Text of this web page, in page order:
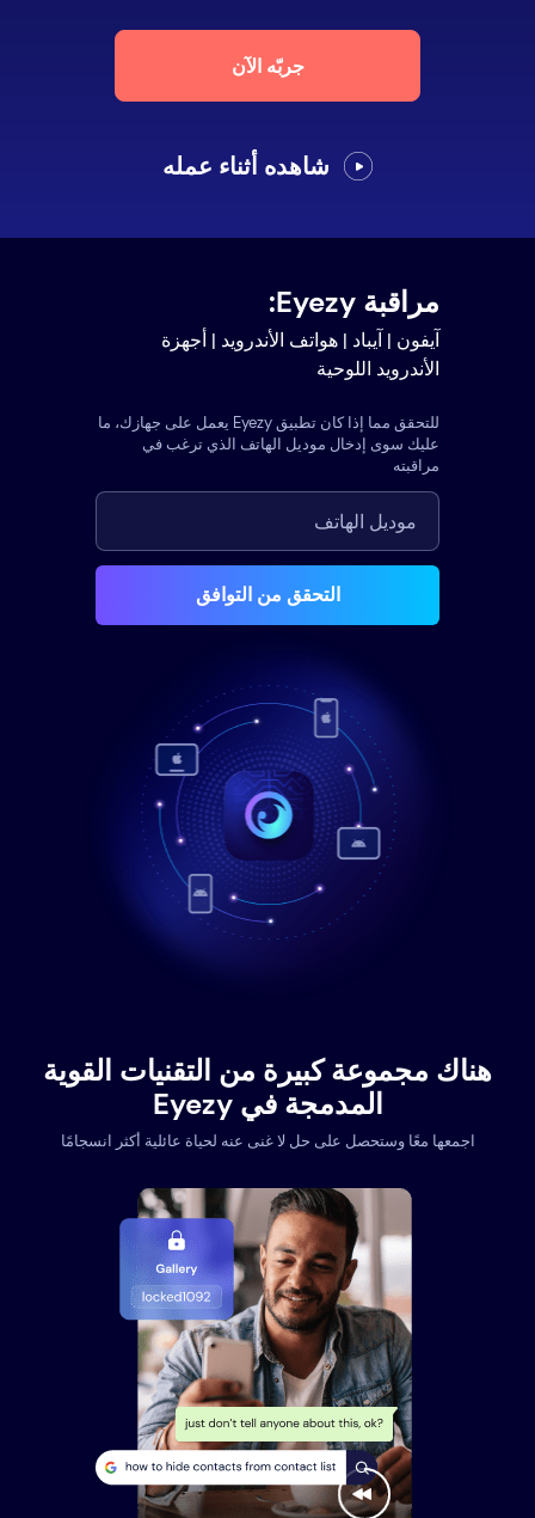
جربّه الآن
شاهده أثناء عمله
مراقبة Eyezy:
آيفون | آيباد | هواتف الأندرويد | أجهزة
الأندرويد اللوحية
للتحقق مما إذا كان تطبيق Eyezy يعمل على جهازك، ما
عليك سوى إدخال موديل الهاتف الذي ترغب في
مراقبته
التحقق من التوافق
هناك مجموعة كبيرة من التقنيات القوية
المدمجة في Eyezy
اجمعها معًا وستحصل على حل لا غنى عنه لحياة عائلية أكثر انسجامًا